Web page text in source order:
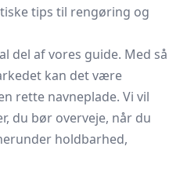
tips til rengøring og
del af vores guide. Med så
kan det være
rette navneplade. Vi vil
du bør overveje, når du
holdbarhed,